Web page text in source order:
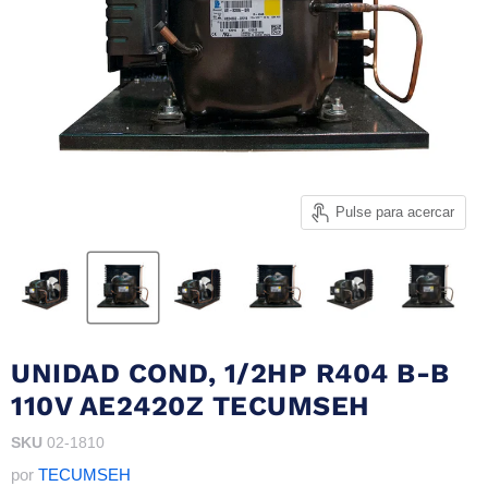
Pulse para acercar
UNIDAD COND, 1/2HP R404 B-B
110V AE2420Z TECUMSEH
SKU 02-1810
por TECUMSEH